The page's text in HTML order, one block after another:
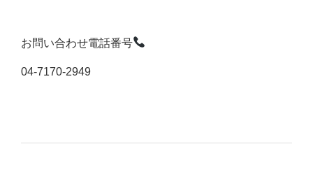
お問い合わせ電話番号
04-7170-2949